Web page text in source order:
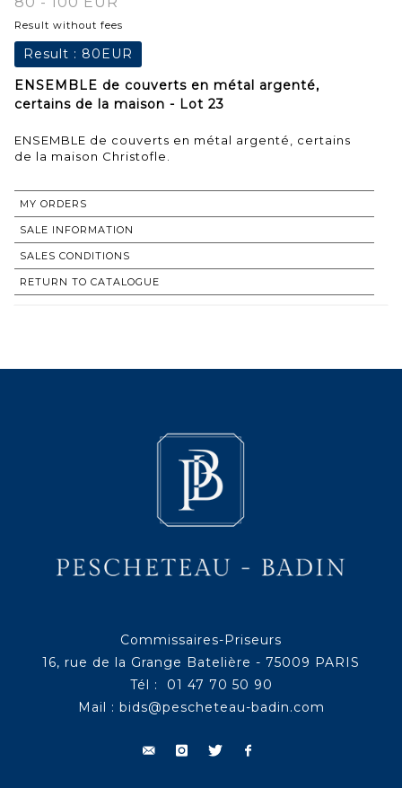
Result without fees
Result : 80EUR
ENSEMBLE de couverts en métal argenté,
certains de la maison - Lot 23
ENSEMBLE de couverts en métal argenté, certains
de la maison Christofle.
MY ORDERS
SALE INFORMATION
SALES CONDITIONS
RETURN TO CATALOGUE
Commissaires-Priseurs
16, rue de la Grange Batelière - 75009 PARIS
Tél : 01 47 70 50 90
Mail : bids@pescheteau-badin.com